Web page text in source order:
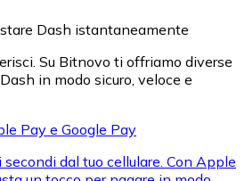
Dash istantaneamente
Su Bitnovo ti offriamo diverse
in modo sicuro, veloce e
Pay e Google Pay
dal tuo cellulare. Con Apple